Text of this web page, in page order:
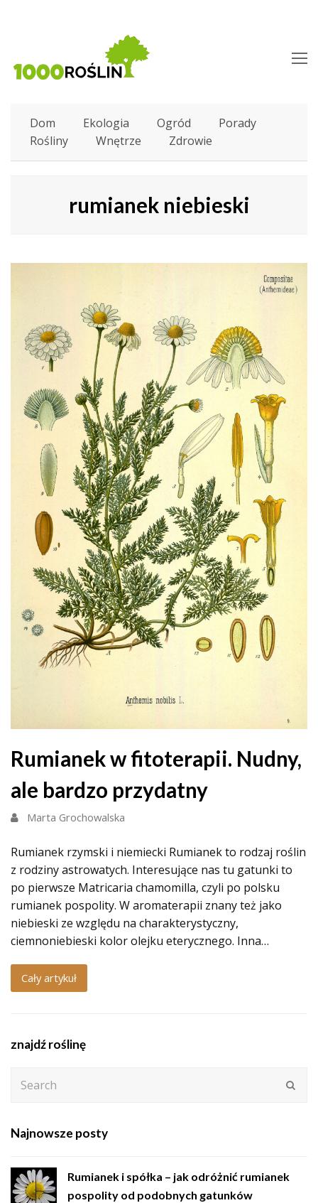
Dom Ekologia Ogród
Porady
Rośliny
Wnętrze Zdrowie
rumianek niebieski
Rumianek w fitoterapii. Nudny,
ale bardzo przydatny
Marta Grochowalska
Rumianek rzymski i niemiecki Rumianek to rodzaj roślin
z rodziny astrowatych. Interesujące nas tu gatunki to
po pierwsze Matricaria chamomilla, czyli po polsku
rumianek pospolity. W aromaterapii znany też jako
niebieski ze względu na charakterystyczny,
ciemnoniebieski kolor olejku eterycznego. Inna…
Cały artykuł
znajdź roślinę
Najnowsze posty
Rumianek i spółka – jak odróżnić rumianek
pospolity od podobnych gatunków